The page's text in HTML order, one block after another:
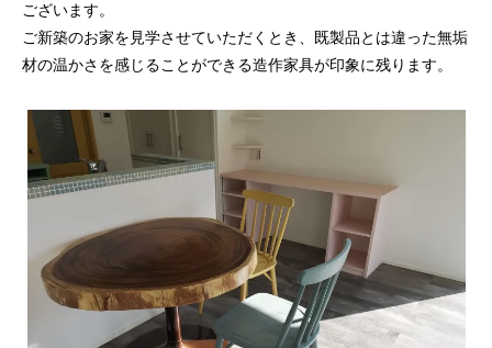
ございます。
ご新築のお家を見学させていただくとき、既製品とは違った無垢
材の温かさを感じることができる造作家具が印象に残ります。